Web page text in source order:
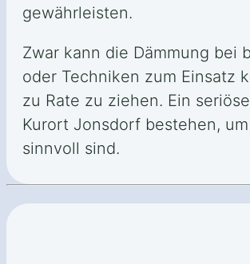
gewährleisten.
Zwar kann die Dämmung bei
oder Techniken zum Einsatz
zu Rate zu ziehen. Ein
Kurort Jonsdorf bestehen,
sinnvoll sind.